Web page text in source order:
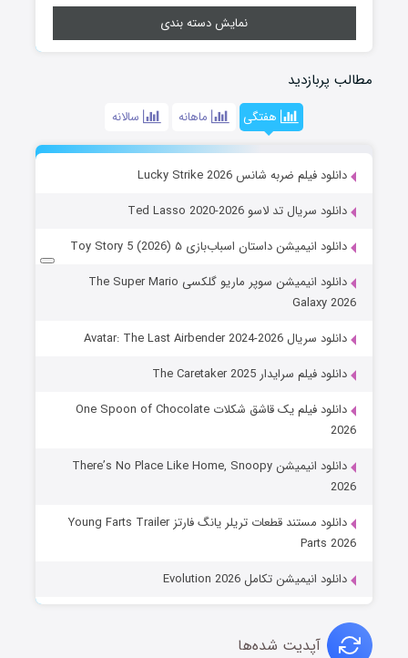
نمایش دسته بندی
مطالب پربازدید
هفتگی ماهانه سالانه
دانلود فیلم ضربه شانس Lucky Strike 2026
دانلود سریال تد لاسو Ted Lasso 2020-2026
دانلود انیمیشن داستان اسباب‌بازی ۵ Toy Story 5 (2026)
دانلود انیمیشن سوپر ماریو گلکسی The Super Mario
Galaxy 2026
دانلود سریال Avatar: The Last Airbender 2024-2026
دانلود فیلم سرایدار The Caretaker 2025
دانلود فیلم یک قاشق شکلات One Spoon of Chocolate
2026
دانلود انیمیشن There’s No Place Like Home, Snoopy
2026
دانلود مستند قطعات تریلر یانگ فارتز Young Farts Trailer
Parts 2026
دانلود انیمیشن تکامل Evolution 2026
آپدیت شده‌ها